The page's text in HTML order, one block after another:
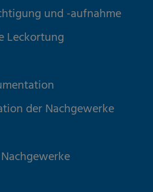
und -aufnahme
Leckortung
der Nachgewerke